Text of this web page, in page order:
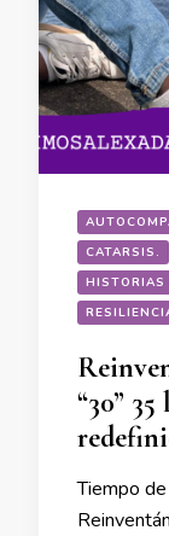
CATARSIS.
HISTORIAS
“30”
Tiempo